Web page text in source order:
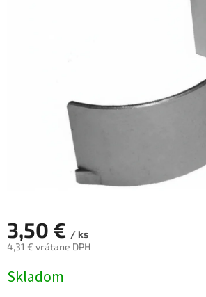
3,50 € / ks
4,31 € vrátane DPH
cena:
Skladom